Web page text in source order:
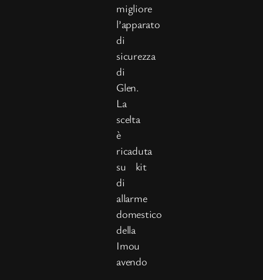
migliore
l’apparato
di
sicurezza
di
Glen.
La
scelta
è
ricaduta
su kit
di
allarme
domestico
della
Imou
avendo